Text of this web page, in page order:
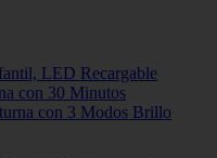
LED Recargable
con 30 Minutos
con 3 Modos Brillo